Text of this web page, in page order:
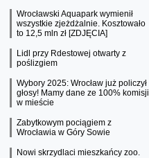
Wrocławski Aquapark wymienił
wszystkie zjeżdżalnie. Kosztowało
to 12,5 mln zł [ZDJĘCIA]
Lidl przy Rdestowej otwarty z
poślizgiem
Wybory 2025: Wrocław już policzył
głosy! Mamy dane ze 100% komisji
w mieście
Zabytkowym pociągiem z
Wrocławia w Góry Sowie
Nowi skrzydlaci mieszkańcy zoo.